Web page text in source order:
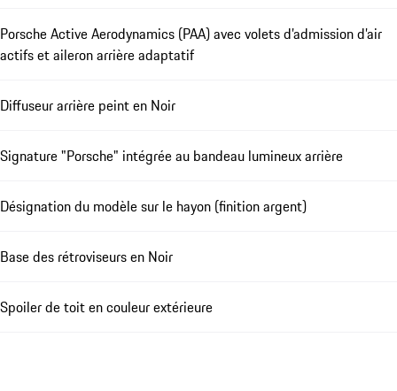
Porsche Active Aerodynamics (PAA) avec volets d’admission d’air
actifs et aileron arrière adaptatif
Diffuseur arrière peint en Noir
Signature "Porsche" intégrée au bandeau lumineux arrière
Désignation du modèle sur le hayon (finition argent)
Base des rétroviseurs en Noir
Spoiler de toit en couleur extérieure